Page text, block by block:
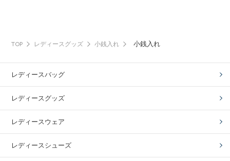
TOP レディースグッズ 小銭入れ 小銭入れ
レディースバッグ
レディースグッズ
レディースウェア
レディースシューズ